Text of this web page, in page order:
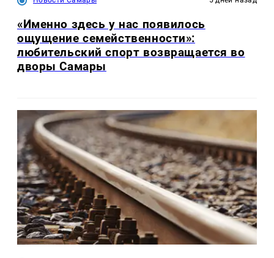
«Именно здесь у нас появилось
ощущение семейственности»:
любительский спорт возвращается во
дворы Самары